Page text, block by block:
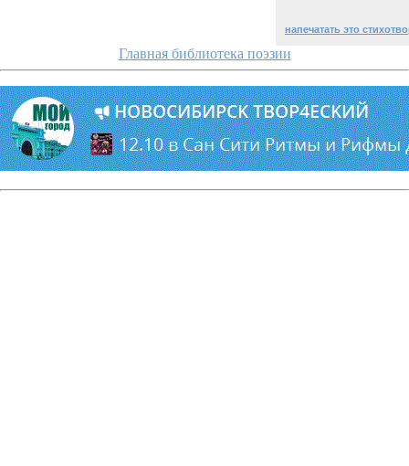
напечатать это
Главная библиотека поэзии